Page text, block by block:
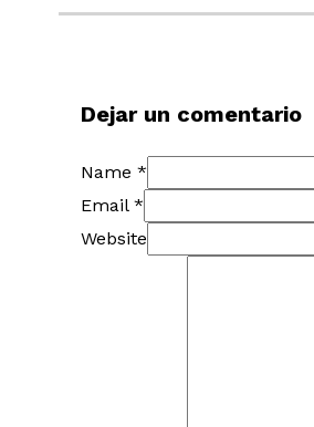
Dejar un comentario
Name *
Email *
Website